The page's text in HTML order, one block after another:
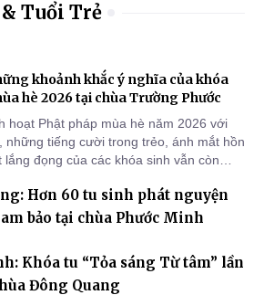
Tuổi Trẻ
khoảnh khắc ý nghĩa của khóa
hè 2026 tại chùa Trường Phước
hoạt Phật pháp mùa hè năm 2026 với
những tiếng cười trong trẻo, ánh mắt hồn
đọng của các khóa sinh vẫn còn
ngắn ngủi nhưng đã trở thành hành
hạt giống thiện l
Hơn 60 tu sinh phát nguyện
bảo tại chùa Phước Minh
Khóa tu “Tỏa sáng Từ tâm” lần
Đông Quang